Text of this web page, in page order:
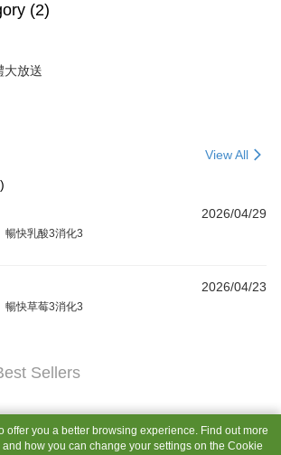
(2)
大放送
View All
)
2026/04/29
暢快乳酸3消化3
2026/04/23
暢快草莓3消化3
Sellers
offer you a better browsing experience. Find out more
how you can change your settings on the Cookie